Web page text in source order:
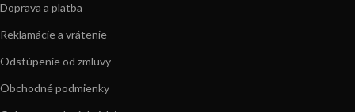
Doprava a platba
Reklamácie a vrátenie
Odstúpenie od zmluvy
Obchodné podmienky